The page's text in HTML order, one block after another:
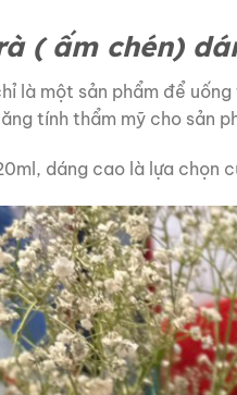
( ấm chén)
là một sản phẩm để
tính thẩm mỹ cho sản
dáng cao là lựa chọn